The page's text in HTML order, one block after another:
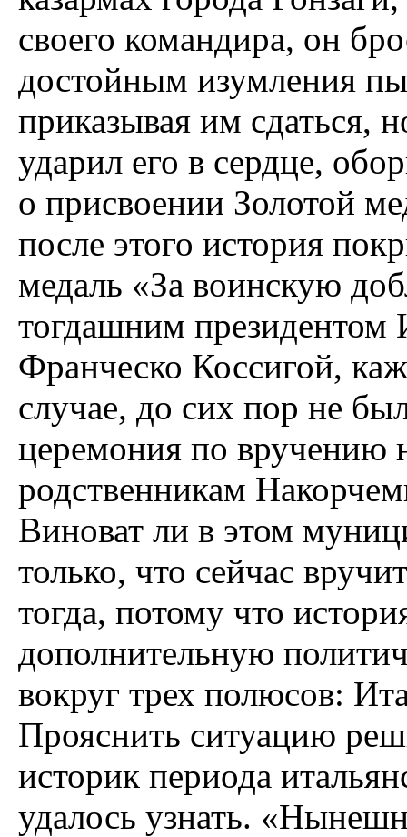
своего командира, он
достойным изумления
приказывая им сдаться,
ударил его в сердце,
о присвоении Золотой
после этого история
медаль «За воинскую
тогдашним президентом
Франческо Коссигой,
случае, до сих пор не
церемония по вручению
родственникам
Виноват ли в этом
только, что сейчас
тогда, потому что
дополнительную
вокруг трех полюсов:
Прояснить ситуацию
историк периода
удалось узнать.